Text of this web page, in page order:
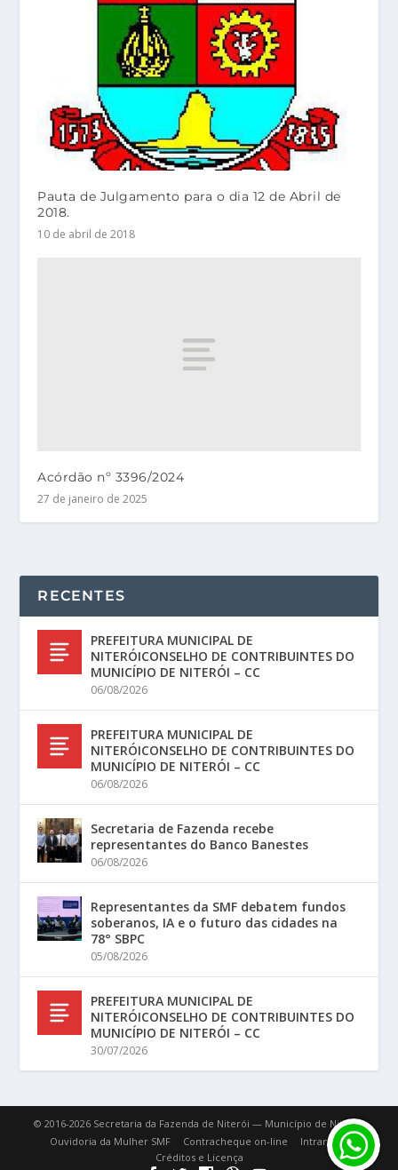
Pauta de Julgamento para o dia 12 de Abril de
2018.
10 de abril de 2018
Acórdão nº 3396/2024
27 de janeiro de 2025
RECENTES
PREFEITURA MUNICIPAL DE
NITERÓICONSELHO DE CONTRIBUINTES DO
MUNICÍPIO DE NITERÓI – CC
06/08/2026
PREFEITURA MUNICIPAL DE
NITERÓICONSELHO DE CONTRIBUINTES DO
MUNICÍPIO DE NITERÓI – CC
06/08/2026
Secretaria de Fazenda recebe
representantes do Banco Banestes
06/08/2026
Representantes da SMF debatem fundos
soberanos, IA e o futuro das cidades na
78° SBPC
05/08/2026
PREFEITURA MUNICIPAL DE
NITERÓICONSELHO DE CONTRIBUINTES DO
MUNICÍPIO DE NITERÓI – CC
30/07/2026
© 2016-2026 Secretaria da Fazenda de Niterói — Município de Niterói.
Ouvidoria da Mulher SMF
Contracheque on-line
Intranet
Créditos e Licença